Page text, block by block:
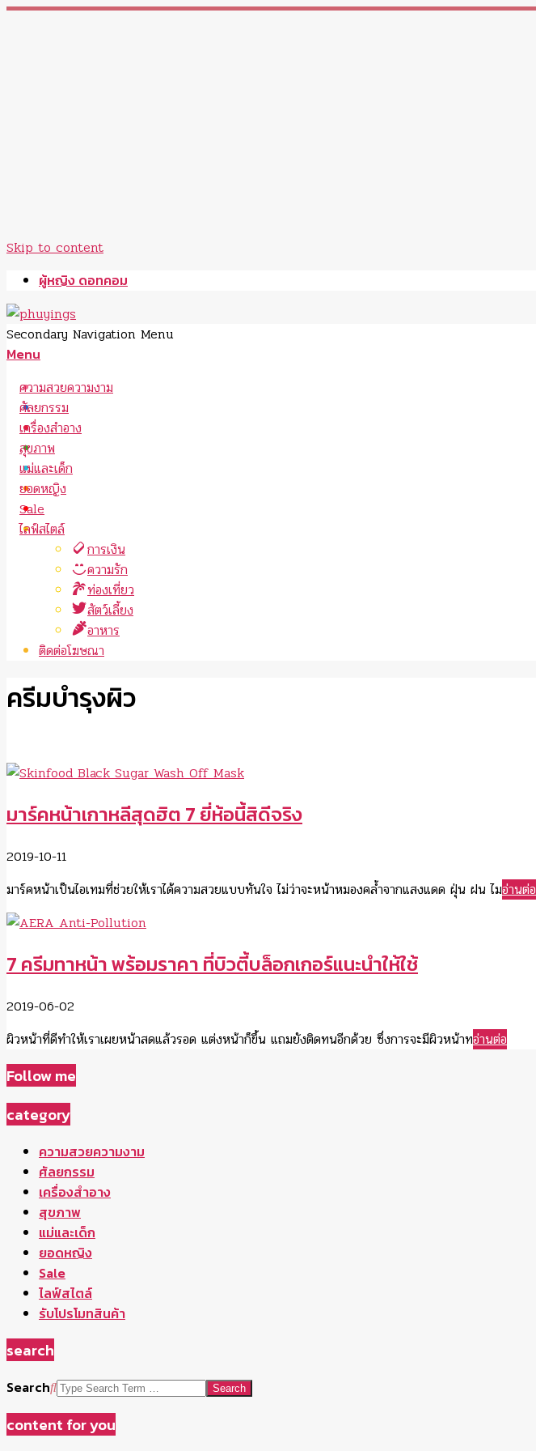
Skip to content
ผู้หญิง ดอทคอม
Secondary Navigation Menu
Menu
ความสวยความงาม
ศัลยกรรม
เครื่องสำอาง
สุขภาพ
แม่และเด็ก
ยอดหญิง
Sale
ไลฟ์สไตล์
การเงิน
ความรัก
ท่องเที่ยว
สัตว์เลี้ยง
อาหาร
ติดต่อโฆษณา
ครีมบำรุงผิว
มาร์คหน้าเกาหลีสุดฮิต 7 ยี่ห้อนี้สิดีจริง
2019-10-11
มาร์คหน้าเป็นไอเทมที่ช่วยให้เราได้ความสวยแบบทันใจ ไม่ว่าจะหน้าหมองคล้ำจากแสงแดด ฝุ่น ฝน ไมอ่านต่อ
7 ครีมทาหน้า พร้อมราคา ที่บิวตี้บล็อกเกอร์แนะนำให้ใช้
2019-06-02
ผิวหน้าที่ดีทำให้เราเผยหน้าสดแล้วรอด แต่งหน้าก็ขึ้น แถมยังติดทนอีกด้วย ซึ่งการจะมีผิวหน้าทอ่านต่อ
Follow me
category
ความสวยความงาม
ศัลยกรรม
เครื่องสำอาง
สุขภาพ
แม่และเด็ก
ยอดหญิง
Sale
ไลฟ์สไตล์
รับโปรโมทสินค้า
search
Search
content for you